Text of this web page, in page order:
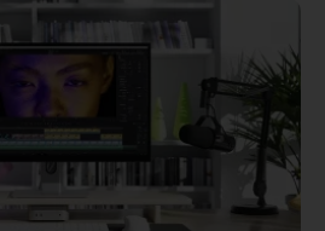
effizienter die Arbeit wird, wenn
Laptop-Bildschirm
Schritt ist jedoch nicht so